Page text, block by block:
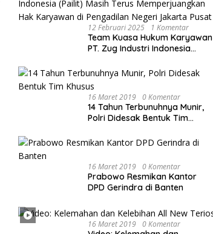
12 Februari 2025 1 Komentar
Team Kuasa Hukum Karyawan
PT. Zug Industri Indonesia
Memperjuangkan Hak
Karyawan di Pengadilan Negeri
Jakarta Pusat
16 Maret 2019 0 Komentar
14 Tahun Terbunuhnya Munir,
Polri Didesak Bentuk Tim
16 Maret 2019 0 Komentar
Prabowo Resmikan Kantor
DPD Gerindra di Banten
16 Maret 2019 0 Komentar